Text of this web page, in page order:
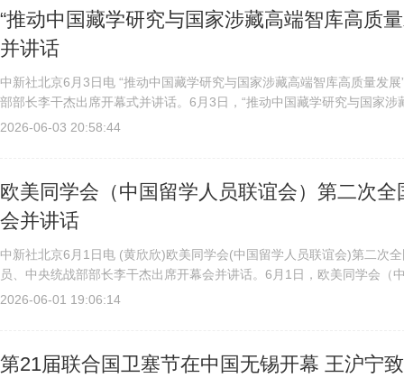
“推动中国藏学研究与国家涉藏高端智库高质
并讲话
中新社北京6月3日电 “推动中国藏学研究与国家涉藏高端智库高质量发
部部长李干杰出席开幕式并讲话。6月3日，“推动中国藏学研究与国家
2026-06-03 20:58:44
欧美同学会（中国留学人员联谊会）第二次
会并讲话
中新社北京6月1日电 (黄欣欣)欧美同学会(中国留学人员联谊会)第二次
员、中央统战部部长李干杰出席开幕会并讲话。6月1日，欧美同学会
开。中共中央政治局委员、中央统战部部长李干杰出席开幕会并讲话。...
2026-06-01 19:06:14
第21届联合国卫塞节在中国无锡开幕 王沪宁